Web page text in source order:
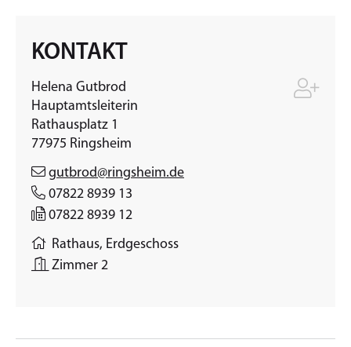
KONTAKT
Helena Gutbrod
Hauptamtsleiterin
Rathausplatz 1
77975 Ringsheim
gutbrod@ringsheim.de
07822 8939 13
07822 8939 12
Rathaus, Erdgeschoss
Zimmer 2